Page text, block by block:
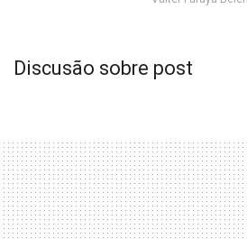
Discusão sobre post